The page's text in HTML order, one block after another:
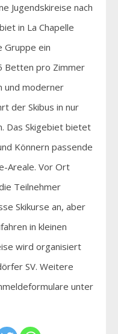
Jugendskireise nach
in La Chapelle
Gruppe ein
Betten pro Zimmer
und moderner
der Skibus in nur
Das Skigebiet bietet
Könnern passende
Areale. Vor Ort
Teilnehmer
Skikurse an, aber
in kleinen
wird organisiert
SV. Weitere
unter